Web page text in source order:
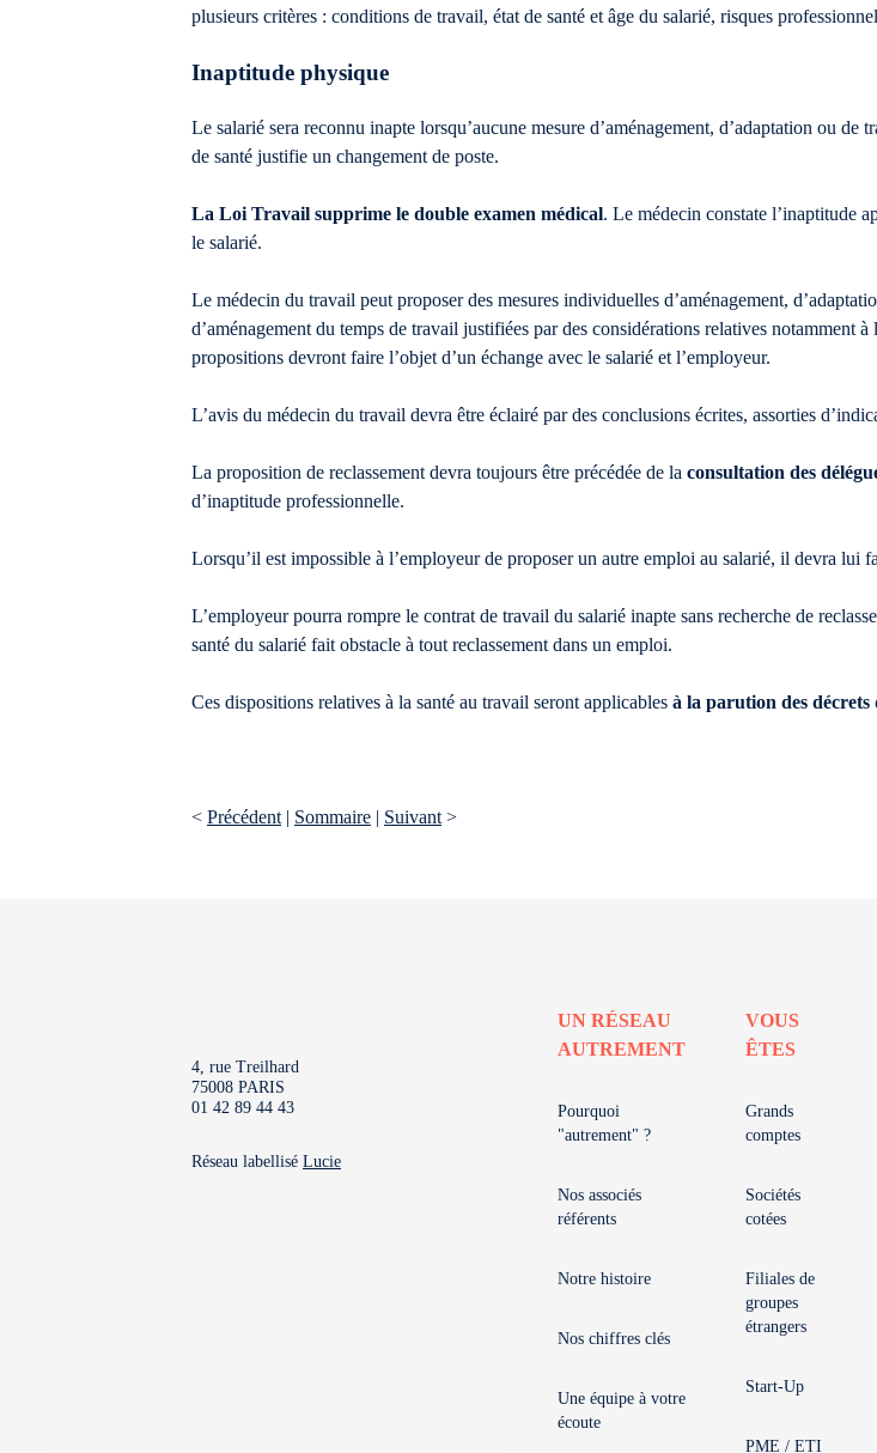
plusieurs critères : conditions de travail, état de santé et âge du salarié, risques
Inaptitude physique
Le salarié sera reconnu inapte lorsqu’aucune mesure d’aménagement, d’adaptation ou
de santé justifie un changement de poste.
La Loi Travail supprime le double examen médical. Le médecin constate l’inaptitude
le salarié.
Le médecin du travail peut proposer des mesures individuelles d’aménagement,
d’aménagement du temps de travail justifiées par des considérations relatives notamment
propositions devront faire l’objet d’un échange avec le salarié et l’employeur.
L’avis du médecin du travail devra être éclairé par des conclusions écrites, assorties
La proposition de reclassement devra toujours être précédée de la consultation des
d’inaptitude professionnelle.
Lorsqu’il est impossible à l’employeur de proposer un autre emploi au salarié, il devra lui
L’employeur pourra rompre le contrat de travail du salarié inapte sans recherche de
santé du salarié fait obstacle à tout reclassement dans un emploi.
Ces dispositions relatives à la santé au travail seront applicables à la parution des
< Précédent | Sommaire | Suivant >
4, rue Treilhard
75008 PARIS
01 42 89 44 43
Réseau labellisé Lucie
UN RÉSEAU
AUTREMENT
Pourquoi
"autrement" ?
Nos associés
référents
Notre histoire
Nos chiffres clés
Une équipe à votre
écoute
VOUS
ÊTES
Grands
comptes
Sociétés
cotées
Filiales de
groupes
étrangers
Start-Up
PME / ETI